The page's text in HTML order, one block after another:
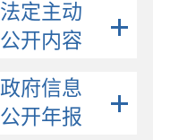
法定主动
公开内容
政府信息
公开年报